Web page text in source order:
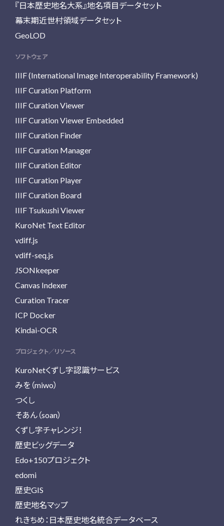
『日本歴史地名大系』地名項目データセット
幕末期近世村領域データセット
GeoLOD
ソフトウェア
IIIF (International Image Interoperability Framework)
IIIF Curation Platform
IIIF Curation Viewer
IIIF Curation Viewer Embedded
IIIF Curation Finder
IIIF Curation Manager
IIIF Curation Editor
IIIF Curation Player
IIIF Curation Board
IIIF Tsukushi Viewer
KuroNet Text Editor
vdiff.js
vdiff-seq.js
JSONkeeper
Canvas Indexer
Curation Tracer
ICP Docker
Kindai-OCR
プロジェクト／リソース
KuroNetくずし字認識サービス
みを（miwo）
つくし
そあん（soan）
くずし字チャレンジ！
歴史ビッグデータ
Edo+150プロジェクト
edomi
歴史GIS
歴史地名マップ
れきちめ：日本歴史地名統合データベース